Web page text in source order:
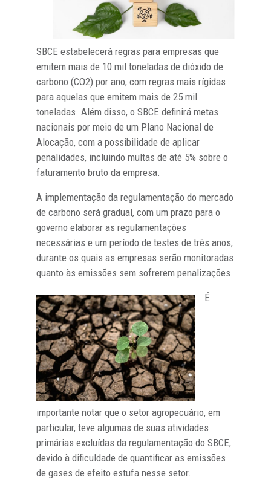
SBCE estabelecerá regras para empresas que
emitem mais de 10 mil toneladas de dióxido de
carbono (CO2) por ano, com regras mais rígidas
para aquelas que emitem mais de 25 mil
toneladas. Além disso, o SBCE definirá metas
nacionais por meio de um Plano Nacional de
Alocação, com a possibilidade de aplicar
penalidades, incluindo multas de até 5% sobre o
faturamento bruto da empresa.
A implementação da regulamentação do mercado
de carbono será gradual, com um prazo para o
governo elaborar as regulamentações
necessárias e um período de testes de três anos,
durante os quais as empresas serão monitoradas
quanto às emissões sem sofrerem penalizações.
É
importante notar que o setor agropecuário, em
particular, teve algumas de suas atividades
primárias excluídas da regulamentação do SBCE,
devido à dificuldade de quantificar as emissões
de gases de efeito estufa nesse setor.